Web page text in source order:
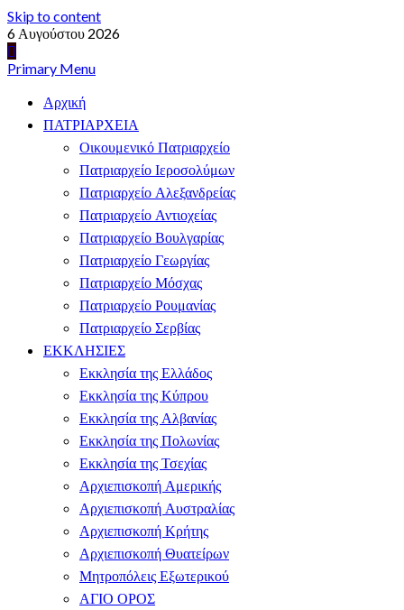
Skip to content
6 Αυγούστου 2026
Primary Menu
Αρχική
ΠΑΤΡΙΑΡΧΕΙΑ
Οικουμενικό Πατριαρχείο
Πατριαρχείο Ιεροσολύμων
Πατριαρχείο Αλεξανδρείας
Πατριαρχείο Αντιοχείας
Πατριαρχείο Βουλγαρίας
Πατριαρχείο Γεωργίας
Πατριαρχείο Μόσχας
Πατριαρχείο Ρουμανίας
Πατριαρχείο Σερβίας
ΕΚΚΛΗΣΙΕΣ
Εκκλησία της Ελλάδος
Εκκλησία της Κύπρου
Εκκλησία της Αλβανίας
Εκκλησία της Πολωνίας
Εκκλησία της Τσεχίας
Αρχιεπισκοπή Αμερικής
Αρχιεπισκοπή Αυστραλίας
Αρχιεπισκοπή Κρήτης
Αρχιεπισκοπή Θυατείρων
Μητροπόλεις Εξωτερικού
ΑΓΙΟ ΟΡΟΣ